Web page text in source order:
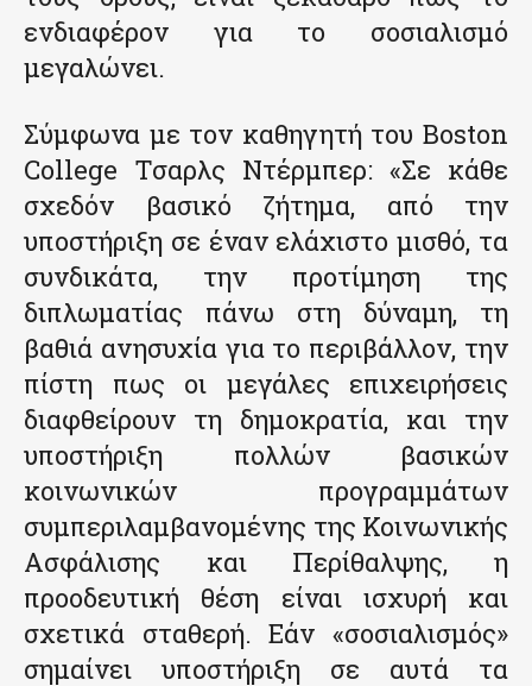
ενδιαφέρον για το σοσιαλισμό
μεγαλώνει.
Σύμφωνα με τον καθηγητή του Boston
College Τσαρλς Ντέρμπερ: «Σε κάθε
σχεδόν βασικό ζήτημα, από την
υποστήριξη σε έναν ελάχιστο μισθό, τα
συνδικάτα, την προτίμηση της
διπλωματίας πάνω στη δύναμη, τη
βαθιά ανησυχία για το περιβάλλον, την
πίστη πως οι μεγάλες επιχειρήσεις
διαφθείρουν τη δημοκρατία, και την
υποστήριξη πολλών βασικών
κοινωνικών προγραμμάτων
συμπεριλαμβανομένης της Κοινωνικής
Ασφάλισης και Περίθαλψης, η
προοδευτική θέση είναι ισχυρή και
σχετικά σταθερή. Εάν «σοσιαλισμός»
σημαίνει υποστήριξη σε αυτά τα